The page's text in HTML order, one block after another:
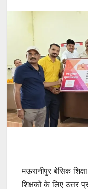
मऊरानीपुर बेसिक
शिक्षकों के लिए उत्तर